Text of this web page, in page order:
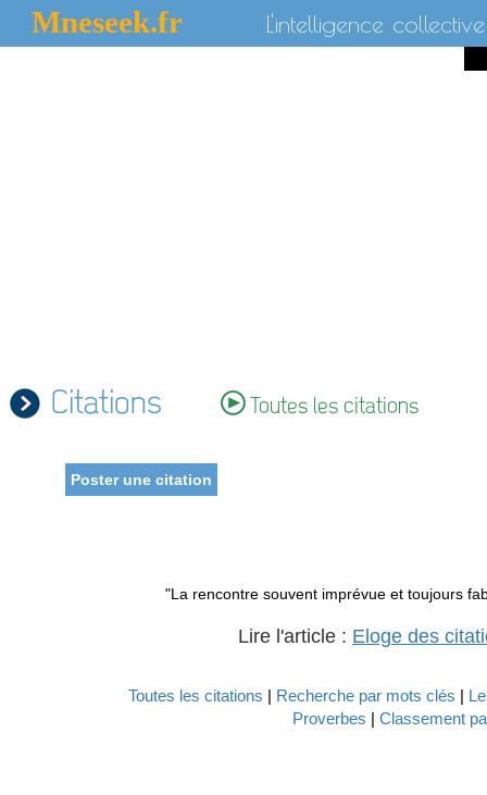
Mneseek.fr L'intelligence collective
Citations Toutes les citations
Poster une citation
"La rencontre souvent imprévue et toujours
Lire l'article : Eloge des
Toutes les citations | Recherche par mots clés |
Proverbes | Classement